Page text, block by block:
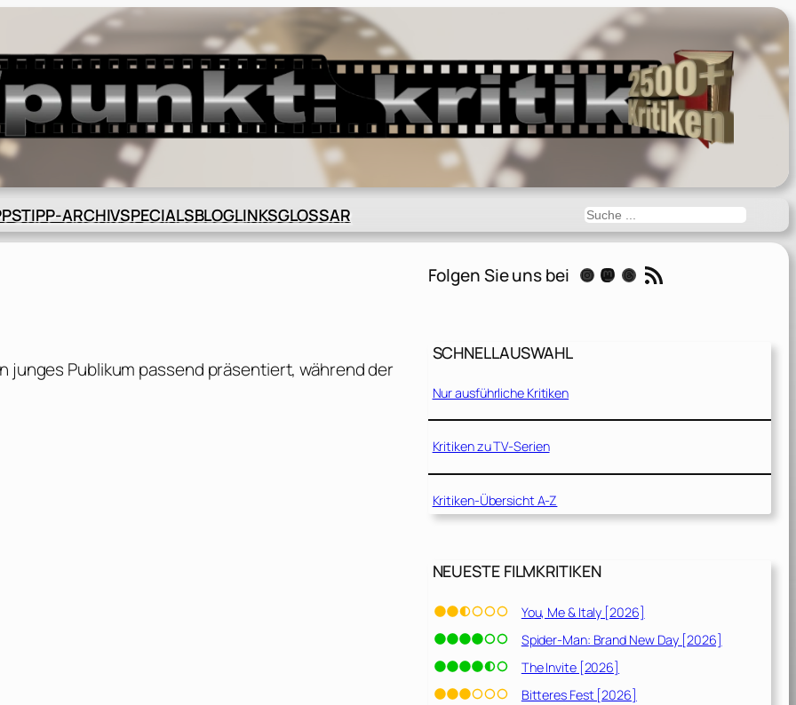
TIPP-ARCHIVSPECIALSBLOGLINKSGLOSSAR Suchen
Publikum passend präsentiert, während der
Folgen Sie uns bei Instagram Mastodon Threads RSS-Feed
SCHNELLAUSWAHL
Nur ausführliche Kritiken
Kritiken zu TV-Serien
Kritiken-Übersicht A-Z
NEUESTE FILMKRITIKEN
You, Me & Italy [2026]
Spider-Man: Brand New Day [2026]
The Invite [2026]
Bitteres Fest [2026]